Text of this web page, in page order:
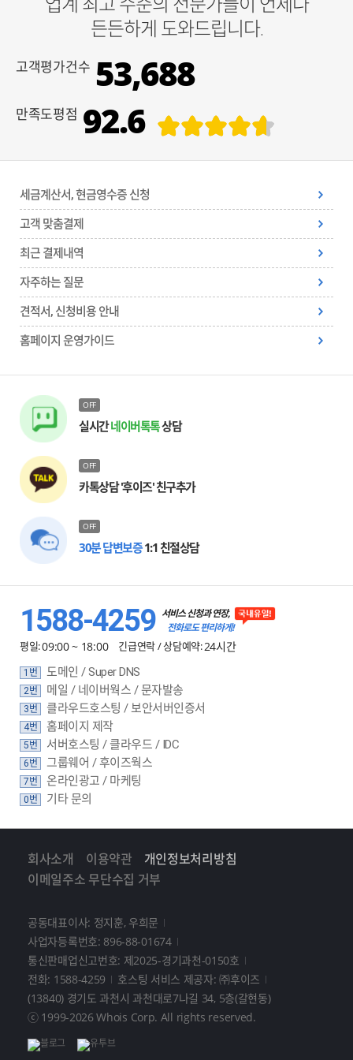
업계 최고 수준의 전문가들이 언제나
든든하게 도와드립니다.
고객평가건수 53,688
만족도평점 92.6
세금계산서, 현금영수증 신청
고객 맞춤결제
최근 결제내역
자주하는 질문
견적서, 신청비용 안내
홈페이지 운영가이드
OFF
실시간네이버톡톡상담
OFF
카톡상담 '후이즈' 친구추가
OFF
30분 답변보증1:1 친절상담
1588-4259 서비스 신청과 연장,
전화로도 편리하게!
평일:09:00 ~ 18:00 긴급연락 / 상담예약:24시간
1번 도메인 / Super DNS
2번 메일 / 네이버웍스 / 문자발송
3번 클라우드호스팅 / 보안서버인증서
4번 홈페이지 제작
5번 서버호스팅 / 클라우드 / IDC
6번 그룹웨어 / 후이즈웍스
7번 온라인광고 / 마케팅
0번 기타 문의
회사소개 이용약관
개인정보처리방침
이메일주소 무단수집 거부
공동대표이사: 정지훈, 우희문
사업자등록번호: 896-88-01674
통신판매업신고번호: 제2025-경기과천-0150호
전화: 1588-4259
호스팅 서비스 제공자: ㈜후이즈
(13840) 경기도 과천시 과천대로7나길 34, 5층(갈현동)
ⓒ 1999-2026 Whois Corp. All rights reserved.